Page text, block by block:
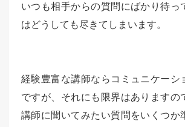
いつも相手からの質問にばかり待っ
はどうしても尽きてしまいます。
経験豊富な講師ならコミュニケーシ
ですが、それにも限界はありますの
講師に聞いてみたい質問をいくつか